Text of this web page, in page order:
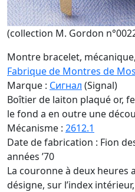
(collection M. Gordon
Montre bracelet,
Fabrique de Montres de
Marque : Сигнал (Signal)
Boîtier de laiton plaqué or,
le fond a en outre une
Mécanisme : 2612.1
Date de fabrication : Fion
années ’70
La couronne à deux heures
désigne, sur l’index